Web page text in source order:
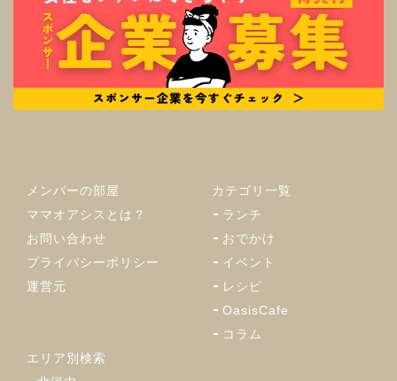
メンバーの部屋
ママオアシスとは？
お問い合わせ
プライバシーポリシー
運営元
カテゴリ一覧
ランチ
おでかけ
イベント
レシピ
OasisCafe
コラム
エリア別検索